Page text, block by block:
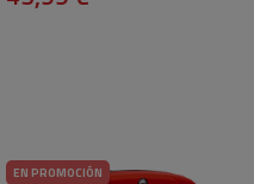
EN PROMOCIÓN